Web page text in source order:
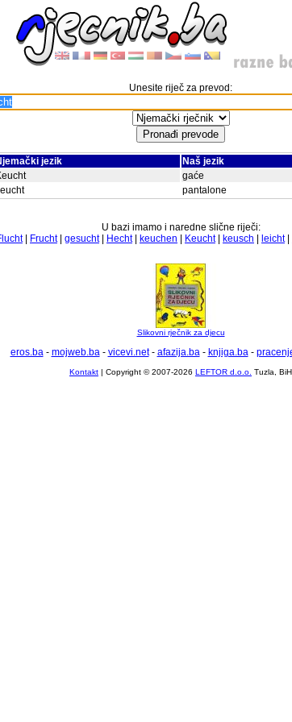
Unesite riječ za prevod:
jezik
Naš jezik
gaće
pantalone
U bazi imamo i naredne slične riječi:
| Frucht| gesucht| Hecht| keuchen Keucht| keusch leicht|
Slikovni rječnik za djecu
eros.ba- mojweb.ba- vicevi.net- afazija.ba- knjiga.ba-
Kontakt | Copyright © 2007-2026 LEFTOR d.o.o. Tuzla, BiH